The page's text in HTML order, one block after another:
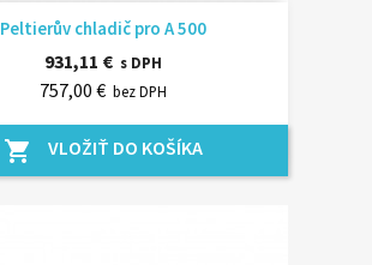
Peltierův chladič pro A 500
931,11 € s DPH
757,00 € bez DPH
shopping_cart VLOŽIŤ DO KOŠÍKA